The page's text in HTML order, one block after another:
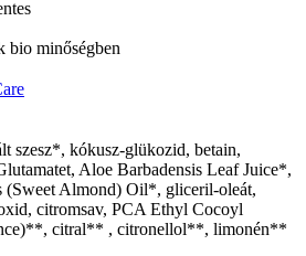
bio minőségben
szesz*, kókusz-glükozid, betain,
Aloe Barbadensis Leaf Juice*,
(Sweet Almond) Oil*, gliceril-oleát,
citromsav, PCA Ethyl Cocoyl
citral** , citronellol**, limonén**